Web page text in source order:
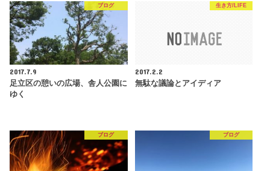
ブログ
2017.7.9
足立区の憩いの広場、舎人公園に
ゆく
生き方/LIFE
2017.2.2
無駄な議論とアイディア
ブログ ブログ